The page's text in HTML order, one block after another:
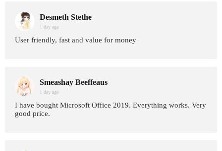
Desmeth Stethe
1 day age
User friendly, fast and value for money
Smeashay Beeffeaus
1 day age
I have bought Microsoft Office 2019. Everything works. Very
good price.